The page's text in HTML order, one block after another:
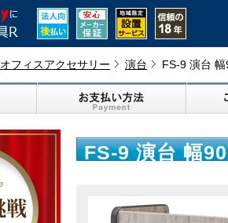
オフィスアクセサリー 演台 FS-9 演台
FS-9 演台 幅